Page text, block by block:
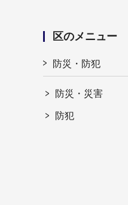
区のメニュー
防災・防犯
防災・災害
防犯